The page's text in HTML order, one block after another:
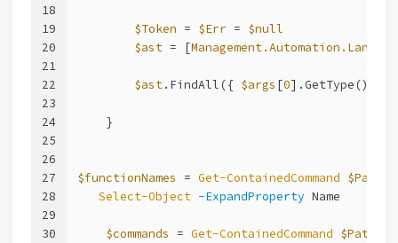
18
19
20
21
22
23
24
25
26
27
28
29
30
$Token = $Err = $null
$ast = [
$ast.FindAll({ $args [0
    }
$functionNames = Get-ContainedCommand $Path
Select-Object -ExpandProperty Name
$commands = Get-ContainedCommand $Path